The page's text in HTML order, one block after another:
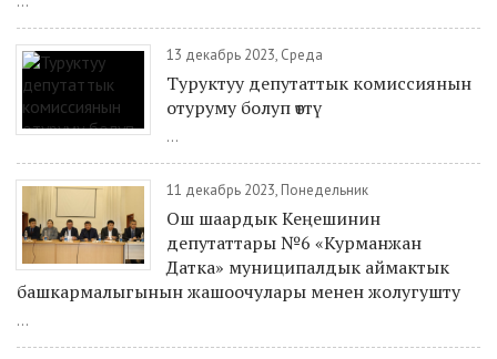
13 декабрь 2023, Среда
Туруктуу депутаттык комиссиянын
отуруму болуп өттү
...
11 декабрь 2023, Понедельник
Ош шаардык Кеңешинин
депутаттары №6 «Курманжан
Датка» муниципалдык аймактык
башкармалыгынын жашоочулары менен жолугушту
...